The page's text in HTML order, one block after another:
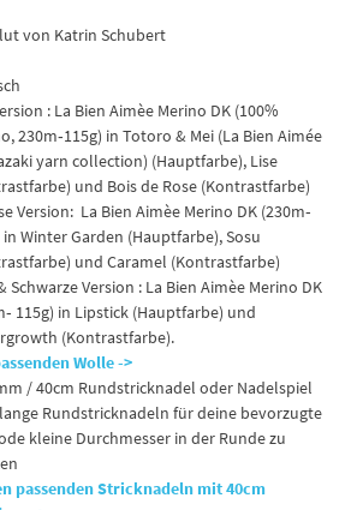
von Katrin Schubert
: La Bien Aimèe Merino DK (100%
230m‐115g) in Totoro & Mei (La Bien Aimée
yarn collection) (Hauptfarbe), Lise
und Bois de Rose (Kontrastfarbe)
Version: La Bien Aimèe Merino DK (230m‐
in Winter Garden (Hauptfarbe), Sosu
und Caramel (Kontrastfarbe)
Schwarze Version : La Bien Aimèe Merino DK
115g) in Lipstick (Hauptfarbe) und
(Kontrastfarbe).
Wolle ->
/ 40cm Rundstricknadel oder Nadelspiel
Rundstricknadeln für deine bevorzugte
kleine Durchmesser in der Runde zu
passenden Stricknadeln mit 40cm